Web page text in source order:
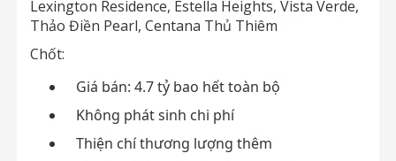
Lexington Residence, Estella Heights, Vista Verde,
Thảo Điền Pearl, Centana Thủ Thiêm
Chốt:
Giá bán: 4.7 tỷ bao hết toàn bộ
Không phát sinh chi phí
Thiện chí thương lượng thêm